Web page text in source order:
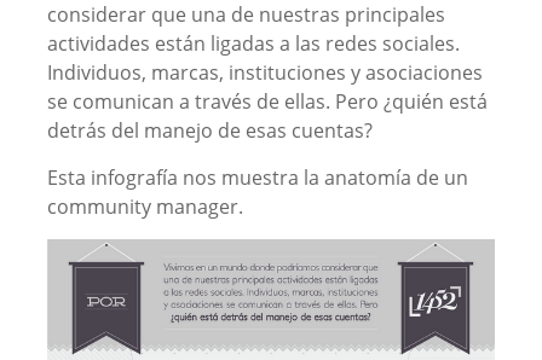
considerar que una de nuestras principales
actividades están ligadas a las redes sociales.
Individuos, marcas, instituciones y asociaciones
se comunican a través de ellas. Pero ¿quién está
detrás del manejo de esas cuentas?
Esta infografía nos muestra la anatomía de un
community manager.